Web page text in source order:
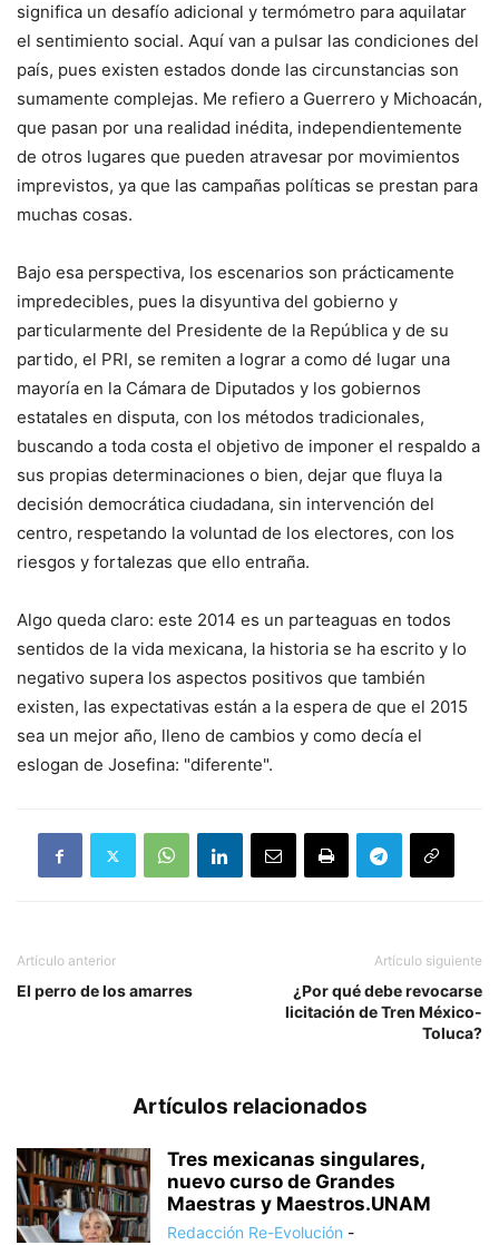
significa un desafío adicional y termómetro para aquilatar
el sentimiento social. Aquí van a pulsar las condiciones del
país, pues existen estados donde las circunstancias son
sumamente complejas. Me refiero a Guerrero y Michoacán,
que pasan por una realidad inédita, independientemente
de otros lugares que pueden atravesar por movimientos
imprevistos, ya que las campañas políticas se prestan para
muchas cosas.
Bajo esa perspectiva, los escenarios son prácticamente
impredecibles, pues la disyuntiva del gobierno y
particularmente del Presidente de la República y de su
partido, el PRI, se remiten a lograr a como dé lugar una
mayoría en la Cámara de Diputados y los gobiernos
estatales en disputa, con los métodos tradicionales,
buscando a toda costa el objetivo de imponer el respaldo a
sus propias determinaciones o bien, dejar que fluya la
decisión democrática ciudadana, sin intervención del
centro, respetando la voluntad de los electores, con los
riesgos y fortalezas que ello entraña.
Algo queda claro: este 2014 es un parteaguas en todos
sentidos de la vida mexicana, la historia se ha escrito y lo
negativo supera los aspectos positivos que también
existen, las expectativas están a la espera de que el 2015
sea un mejor año, lleno de cambios y como decía el
eslogan de Josefina: "diferente".
Artículo anterior
El perro de los amarres
Artículo siguiente
¿Por qué debe revocarse
licitación de Tren México-
Toluca?
Artículos relacionados
Tres mexicanas singulares,
nuevo curso de Grandes
Maestras y Maestros.UNAM
Redacción Re-Evolución -